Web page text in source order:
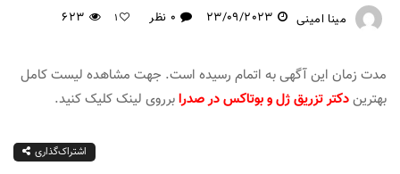
مینا امینی 23/09/2023 0 نظر 1
623
مدت زمان این آگهی به اتمام رسیده است. جهت مشاهده لیست کامل
بهتریندکتر تزریق ژل و بوتاکس در صدرابرروی لینک کلیک کنید.
اشتراک‌گذاری